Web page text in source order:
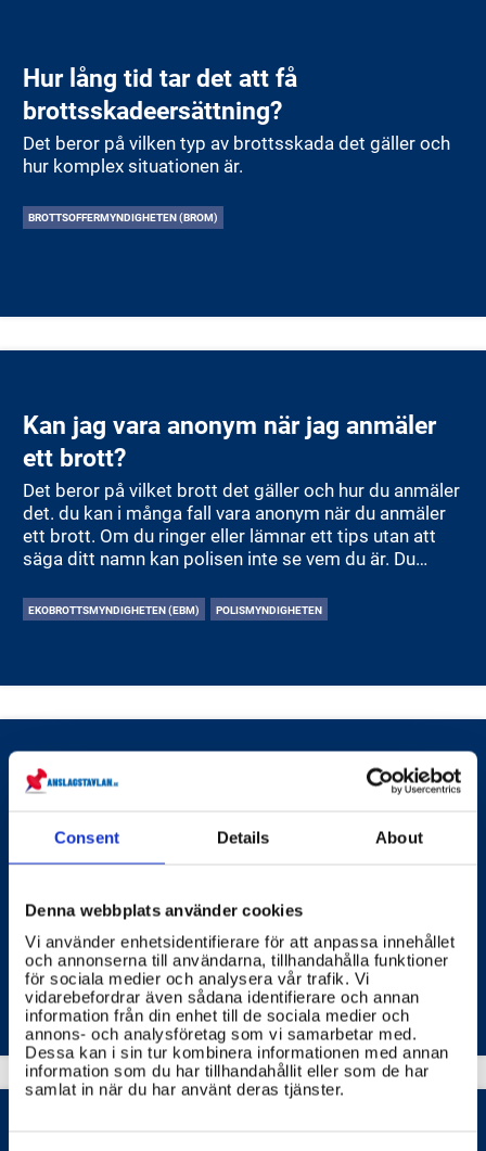
Consent Details About
Denna webbplats använder cookies
Vi använder enhetsidentifierare för att anpassa innehållet
och annonserna till användarna, tillhandahålla funktioner
för sociala medier och analysera vår trafik. Vi
vidarebefordrar även sådana identifierare och annan
information från din enhet till de sociala medier och
annons- och analysföretag som vi samarbetar med.
Dessa kan i sin tur kombinera informationen med annan
information som du har tillhandahållit eller som de har
samlat in när du har använt deras tjänster.
Hur lång tid tar det att få
brottsskadeersättning?
Det beror på vilken typ av brottsskada det gäller och
hur komplex situationen är.
BROTTSOFFERMYNDIGHETEN (BROM)
Kan jag vara anonym när jag anmäler
ett brott?
Det beror på vilket brott det gäller och hur du anmäler
det. du kan i många fall vara anonym när du anmäler
ett brott. Om du ringer eller lämnar ett tips utan att
säga ditt namn kan polisen inte se vem du är. Du
Det gör att fler vågar berätta om brott som annars
kanske aldrig skulle komma fram. Men om du gör en
det bli svårt att vara helt anonym. Det är viktigt att
vara anonym. När du anmäler ett brott kan polisen
behöva mer information. Genom att berätta det du
EKOBROTTSMYNDIGHETEN (EBM) POLISMYNDIGHETEN
Hur påverkar brottslighet samhället
och olika samhällsgrupper?
Brottslighet påverkar samhället på många sätt, både
grupper på olika vis.
BROTTSFÖREBYGGANDE RÅDET (BRÅ)